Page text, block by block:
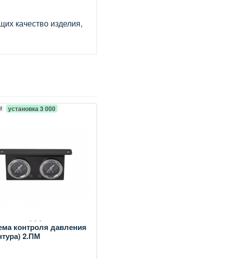
качество изделия,
установка 3 000
контроля давления
2.ПМ